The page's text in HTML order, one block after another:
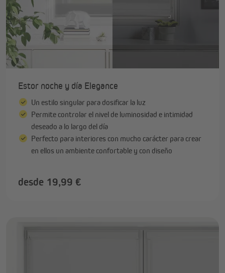
Estor noche y día Elegance
Un estilo singular para dosificar la luz
Permite controlar el nivel de luminosidad e intimidad
deseado a lo largo del día
Perfecto para interiores con mucho carácter para crear
en ellos un ambiente confortable y con diseño
desde 19,99 €